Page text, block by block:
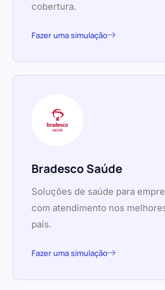
cobertura.
Fazer uma simulação
Bradesco Saúde
Soluções de saúde para
com atendimento nos
país.
Fazer uma simulação